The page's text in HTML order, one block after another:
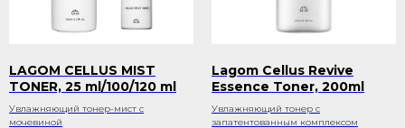
LAGOM CELLUS MIST
TONER, 25 ml/100/120 ml
Увлажняющий тонер-мист с
мочевиной
Lagom Cellus Revive
Essence Toner, 200ml
Увлажняющий тонер с
запатентованным комплексом